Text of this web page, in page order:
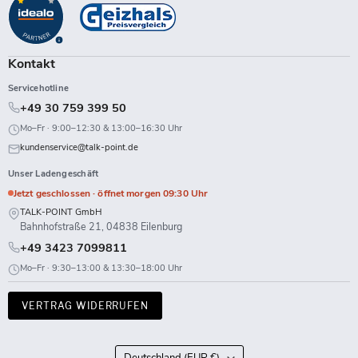
FacebookInstagramLinkedInTikTokTwitch
Kontakt
Servicehotline
+49 30 759 399 50
Mo–Fr · 9:00–12:30 & 13:00–16:30 Uhr
kundenservice@talk-point.de
Unser Ladengeschäft
Jetzt geschlossen · öffnet morgen 09:30 Uhr
TALK-POINT GmbH
Bahnhofstraße 21, 04838 Eilenburg
+49 3423 7099811
Mo–Fr · 9:30–13:00 & 13:30–18:00 Uhr
VERTRAG WIDERRUFEN
Land